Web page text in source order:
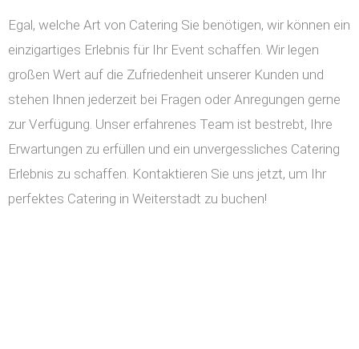
Egal, welche Art von Catering Sie benötigen, wir können ein
einzigartiges Erlebnis für Ihr Event schaffen. Wir legen
großen Wert auf die Zufriedenheit unserer Kunden und
stehen Ihnen jederzeit bei Fragen oder Anregungen gerne
zur Verfügung. Unser erfahrenes Team ist bestrebt, Ihre
Erwartungen zu erfüllen und ein unvergessliches Catering
Erlebnis zu schaffen. Kontaktieren Sie uns jetzt, um Ihr
perfektes Catering in Weiterstadt zu buchen!